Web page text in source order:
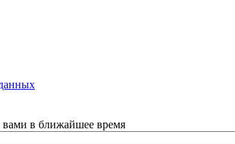
вами в ближайшее время